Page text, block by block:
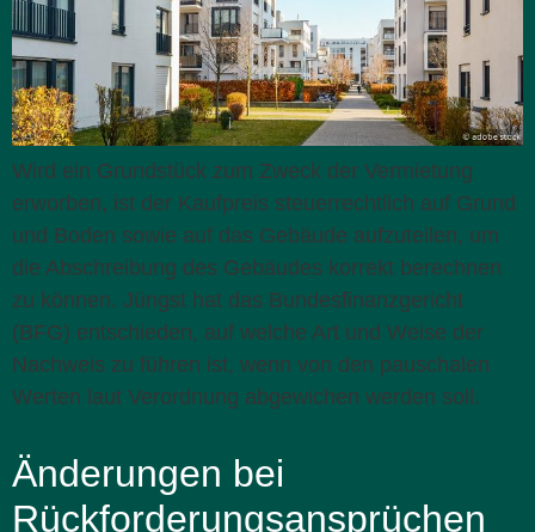
Wird ein Grundstück zum Zweck der Vermietung
erworben, ist der Kaufpreis steuerrechtlich auf Grund
und Boden sowie auf das Gebäude aufzuteilen, um
die Abschreibung des Gebäudes korrekt berechnen
zu können. Jüngst hat das Bundesfinanzgericht
(BFG) entschieden, auf welche Art und Weise der
Nachweis zu führen ist, wenn von den pauschalen
Werten laut Verordnung abgewichen werden soll.
Änderungen bei
Rückforderungsansprüchen